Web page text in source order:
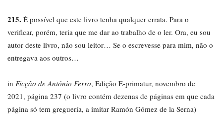
215. É possível que este livro tenha qualquer errata. Para o
verificar, porém, teria que me dar ao trabalho de o ler. Ora, eu sou
autor deste livro, não sou leitor… Se o escrevesse para mim, não o
entregava aos outros…
in Ficção de António Ferro, Edição E-primatur, novembro de
2021, página 237 (o livro contém dezenas de páginas em que cada
página só tem greguería, a imitar Ramón Gómez de la Serna)